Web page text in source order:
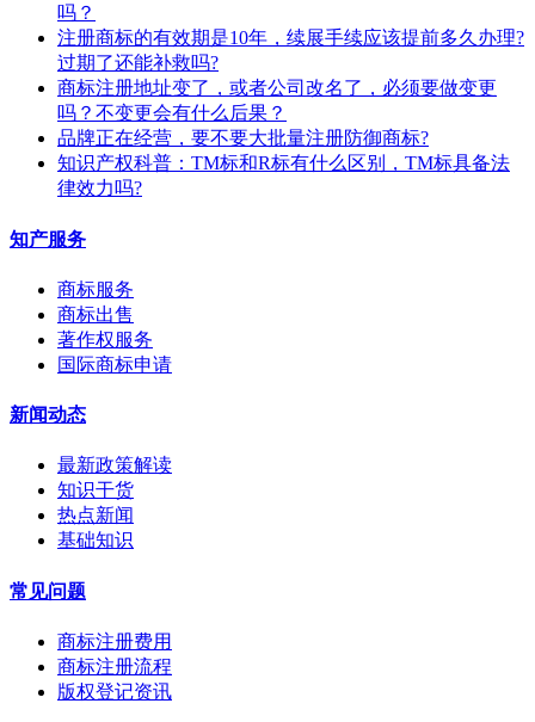
吗？
注册商标的有效期是10年，续展手续应该提前多久办理?
过期了还能补救吗?
商标注册地址变了，或者公司改名了，必须要做变更
吗？不变更会有什么后果？
​品牌正在经营，要不要大批量注册防御商标?
知识产权科普：TM标和R标有什么区别，TM标具备法
律效力吗?
知产服务
商标服务
商标出售
著作权服务
国际商标申请
新闻动态
最新政策解读
知识干货
热点新闻
基础知识
常见问题
商标注册费用
商标注册流程
版权登记资讯